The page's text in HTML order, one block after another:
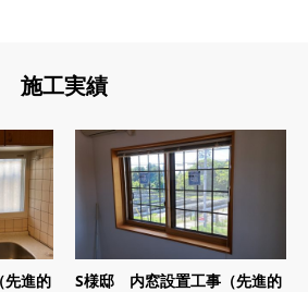
施工実績
進的
S様邸 内窓設置工事（先進的